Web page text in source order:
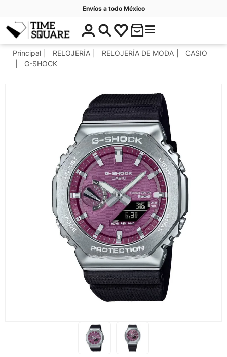
Envíos a todo México
Timesquare
$
0
.
C
t
r
í
a
s
Principal RELOJERÍA RELOJERÍA DE MODA
CASIO
G-SHOCK